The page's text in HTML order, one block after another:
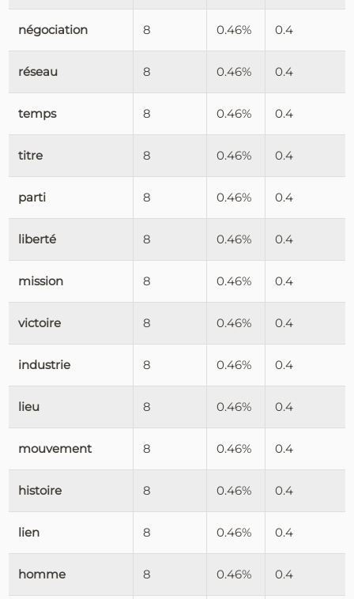
négociation 8 0.46% 0.4
réseau 8 0.46% 0.4
temps 8 0.46% 0.4
titre 8 0.46% 0.4
parti 8 0.46% 0.4
liberté 8 0.46% 0.4
mission 8 0.46% 0.4
victoire 8 0.46% 0.4
industrie 8 0.46% 0.4
lieu 8 0.46% 0.4
mouvement 8 0.46% 0.4
histoire 8 0.46% 0.4
lien 8 0.46% 0.4
homme 8 0.46% 0.4